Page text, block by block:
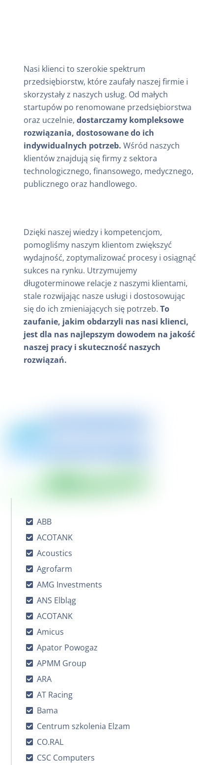
Nasi klienci to szerokie spektrum
przedsiębiorstw, które zaufały naszej firmie i
skorzystały z naszych usług. Od małych
startupów po renomowane przedsiębiorstwa
oraz uczelnie,dostarczamy kompleksowe
rozwiązania, dostosowane do ich
indywidualnych potrzeb. Wśród naszych
klientów znajdują się firmy z sektora
technologicznego, finansowego, medycznego,
publicznego oraz handlowego.
Dzięki naszej wiedzy i kompetencjom,
pomogliśmy naszym klientom zwiększyć
wydajność, zoptymalizować procesy i osiągnąć
sukces na rynku. Utrzymujemy
długoterminowe relacje z naszymi klientami,
stale rozwijając nasze usługi i dostosowując
się do ich zmieniających się potrzeb.To
zaufanie, jakim obdarzyli nas nasi klienci,
jest dla nas najlepszym dowodem na jakość
naszej pracy i skuteczność naszych
rozwiązań.
ABB
ACOTANK
Acoustics
Agrofarm
AMG Investments
ANS Elbląg
ACOTANK
Amicus
Apator Powogaz
APMM Group
ARA
AT Racing
Bama
Centrum szkolenia Elzam
CO.RAL
CSC Computers